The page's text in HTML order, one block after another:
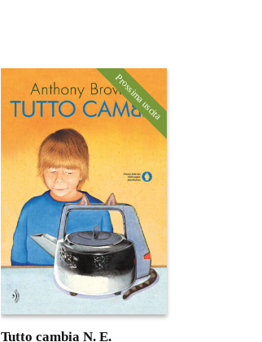
Prossima uscita
Tutto cambia N. E.